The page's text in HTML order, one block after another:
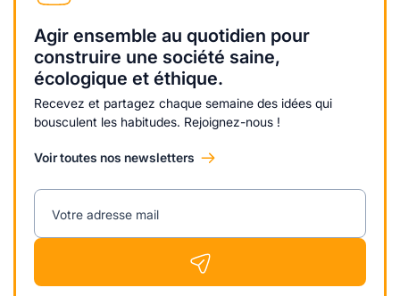
Agir ensemble au quotidien pour
construire une société saine,
écologique et éthique.
Recevez et partagez chaque semaine des idées qui
bousculent les habitudes. Rejoignez-nous !
Voir toutes nos newsletters
Votre adresse mail